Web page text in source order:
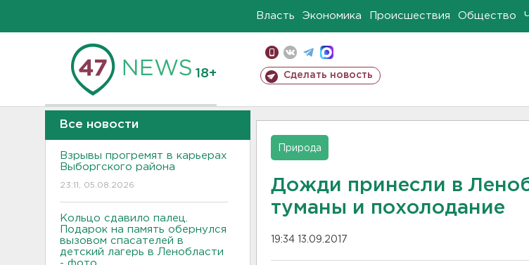
Власть Экономика Происшествия Общество
18+ Сделать новость
Все новости
Взрывы прогремят в карьерах
Выборгского района
23:11, 05.08.2026
Кольцо сдавило палец.
Подарок на память обернулся
вызовом спасателей в
детский лагерь в Ленобласти
Природа
Дожди принесли в
туманы и похолодание
19:34 13.09.2017